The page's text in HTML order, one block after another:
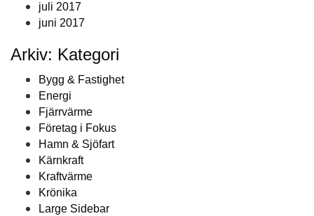
juli 2017
juni 2017
Arkiv: Kategori
Bygg & Fastighet
Energi
Fjärrvärme
Företag i Fokus
Hamn & Sjöfart
Kärnkraft
Kraftvärme
Krönika
Large Sidebar